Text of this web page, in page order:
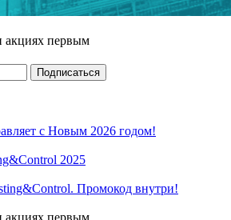
акциях первым
с Новым 2026 годом!
2025
Промокод внутри!
акциях первым